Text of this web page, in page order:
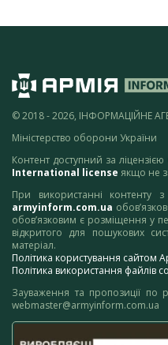
© 2018 - 2026, ІНФОРМАЦІЙНЕ
Міністерство оборони України
Контент доступний за ліцензією
International license якщо не
При використанні контенту
armyinform.com.ua
обов’язковим є розміщення у
відкритого для пошукових
матеріал.
Політика користування сайтом
Політика використання файлів
Зауваження та пропозиції по
webmaster@armyinform.com.ua